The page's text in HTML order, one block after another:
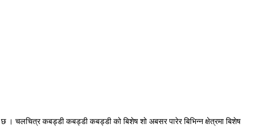
। चलचित्र कबड्डी कबड्डी कबड्डी को बिशेष शो अबसर पारेर बिभिन्न क्षेत्रमा बिशेष